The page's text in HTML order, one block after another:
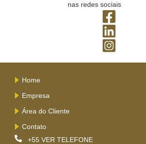
nas redes sociais
Home
Empresa
Área do Cliente
Contato
+55 VER TELEFONE